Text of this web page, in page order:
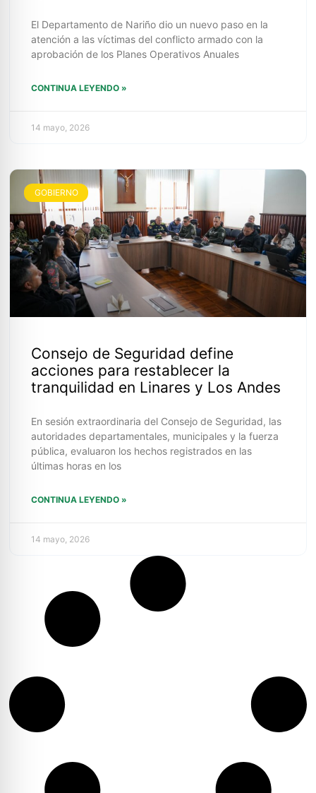
El Departamento de Nariño dio un nuevo paso en la
atención a las víctimas del conflicto armado con la
aprobación de los Planes Operativos Anuales
CONTINUA LEYENDO »
14 mayo, 2026
GOBIERNO
Consejo de Seguridad define
acciones para restablecer la
tranquilidad en Linares y Los Andes
En sesión extraordinaria del Consejo de Seguridad, las
autoridades departamentales, municipales y la fuerza
pública, evaluaron los hechos registrados en las
últimas horas en los
CONTINUA LEYENDO »
14 mayo, 2026